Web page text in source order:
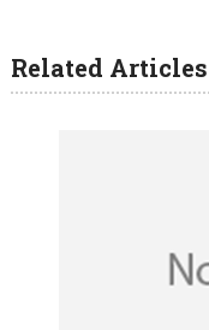
Related Articles